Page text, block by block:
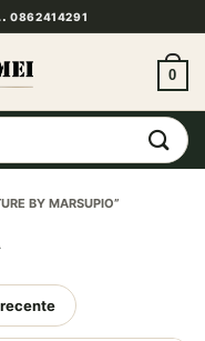
0862414291
0
BY MARSUPIO”